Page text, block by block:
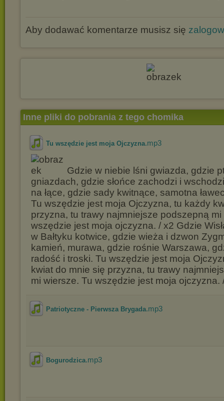
Aby dodawać komentarze musisz się
Inne pliki do pobrania z tego chomika
Tu wszędzie jest moja Ojczyzna.mp3
Gdzie w niebie lśni gwiazda, gdzie
gniazdach, gdzie słońce zachodzi i
na łące, gdzie sady kwitnące, samotna
Tu wszędzie jest moja Ojczyzna, tu każdy
przyzna, tu trawy najmniejsze podszepną mi
wszędzie jest moja ojczyzna. / x2 Gdzie
w Bałtyku kotwice, gdzie wieża i dzwon
kamień, murawa, gdzie rośnie Warszawa,
radość i troski. Tu wszędzie jest moja
kwiat do mnie się przyzna, tu trawy
mi wiersze. Tu wszędzie jest moja ojczyzna.
Patriotyczne - Pierwsza Brygada.mp3
Bogurodzica.mp3